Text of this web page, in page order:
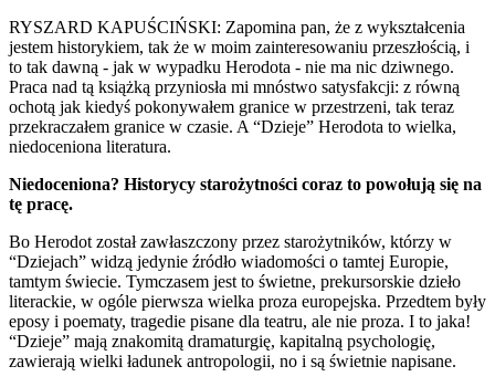
RYSZARD KAPUŚCIŃSKI: Zapomina pan, że z wykształcenia
jestem historykiem, tak że w moim zainteresowaniu przeszłością, i
to tak dawną - jak w wypadku Herodota - nie ma nic dziwnego.
Praca nad tą książką przyniosła mi mnóstwo satysfakcji: z równą
ochotą jak kiedyś pokonywałem granice w przestrzeni, tak teraz
przekraczałem granice w czasie. A “Dzieje” Herodota to wielka,
niedoceniona literatura.
Niedoceniona? Historycy starożytności coraz to powołują się na
tę pracę.
Bo Herodot został zawłaszczony przez starożytników, którzy w
“Dziejach” widzą jedynie źródło wiadomości o tamtej Europie,
tamtym świecie. Tymczasem jest to świetne, prekursorskie dzieło
literackie, w ogóle pierwsza wielka proza europejska. Przedtem były
eposy i poematy, tragedie pisane dla teatru, ale nie proza. I to jaka!
“Dzieje” mają znakomitą dramaturgię, kapitalną psychologię,
zawierają wielki ładunek antropologii, no i są świetnie napisane.